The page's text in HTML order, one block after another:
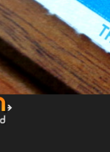
➔